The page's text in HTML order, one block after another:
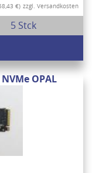
€) zzgl. Versandkosten
5 Stck
OPAL